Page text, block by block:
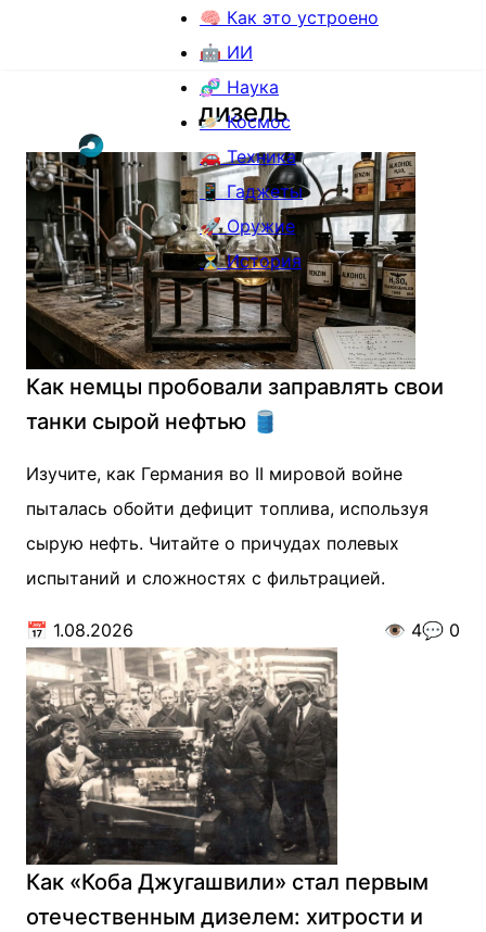
🧠 Как это устроено
🤖 ИИ
🧬 Наука
🪐 Космос
🚗 Техника
📱 Гаджеты
🚀 Оружие
⏳ История
дизель
Как немцы пробовали заправлять свои
танки сырой нефтью 🛢️
Изучите, как Германия во II мировой войне
пыталась обойти дефицит топлива, используя
сырую нефть. Читайте о причудах полевых
испытаний и сложностях с фильтрацией.
📅 1.08.2026 👁️ 4💬 0
Как «Коба Джугашвили» стал первым
отечественным дизелем: хитрости и